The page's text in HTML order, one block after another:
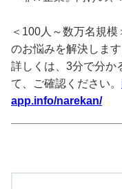
＜100人～数万名規
のお悩みを解決します
詳しくは、3分で分か
て、ご確認ください。
app.info/narekan/